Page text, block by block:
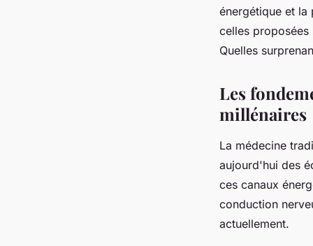
énergétique et la
celles
Quelles
Les
millénaires
La médecine
aujourd'hui des
ces canaux
conduction
actuellement.